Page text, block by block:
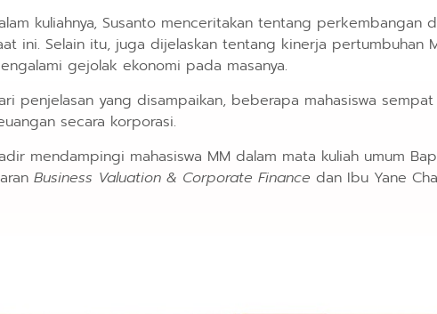
kuliahnya, Susanto menceritakan tentang
ini. Selain itu, juga dijelaskan tentang kinerja
gejolak ekonomi pada masanya.
penjelasan yang disampaikan, beberapa mahasiswa
secara korporasi.
mendampingi mahasiswa MM dalam mata kuliah umum
Business Valuation & Corporate Finance dan Ibu Yane